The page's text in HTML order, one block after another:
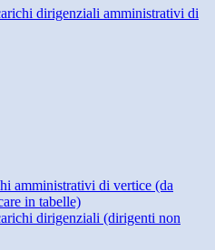
dirigenziali amministrativi di
amministrativi di vertice (da
in tabelle)
dirigenziali (dirigenti non